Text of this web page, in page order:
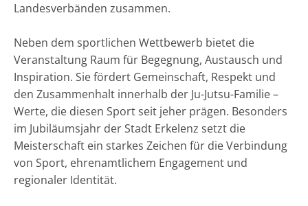
Landesverbänden zusammen.
Neben dem sportlichen Wettbewerb bietet die
Veranstaltung Raum für Begegnung, Austausch und
Inspiration. Sie fördert Gemeinschaft, Respekt und
den Zusammenhalt innerhalb der Ju-Jutsu-Familie –
Werte, die diesen Sport seit jeher prägen. Besonders
im Jubiläumsjahr der Stadt Erkelenz setzt die
Meisterschaft ein starkes Zeichen für die Verbindung
von Sport, ehrenamtlichem Engagement und
regionaler Identität.